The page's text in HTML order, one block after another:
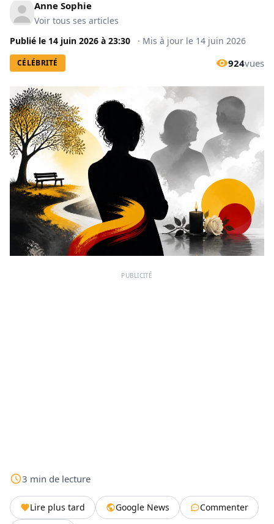
Anne Sophie
Voir tous ses articles
Publié le 14 juin 2026 à 23:30 · Mis à jour le 14 juin 2026
CÉLÉBRITÉ 924vues
PUBLICITÉ
3 min de lecture
Lire plus tard Google News
Commenter